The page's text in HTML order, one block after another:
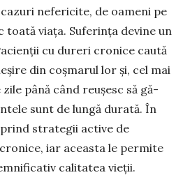
nefericite, de oa­meni pe
viața. Sufe­rința devine un
cu dureri cronice caută
din coșmarul lor și, cel mai
zile până când reușesc să gă­
sunt de lungă durată. În
strategii active de
iar aceasta le permite
calita­tea vieții.